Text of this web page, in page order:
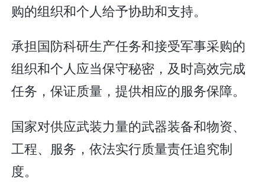
购的组织和个人给予协助和支持。
承担国防科研生产任务和接受军事采购的
组织和个人应当保守秘密，及时高效完成
任务，保证质量，提供相应的服务保障。
国家对供应武装力量的武器装备和物资、
工程、服务，依法实行质量责任追究制
度。